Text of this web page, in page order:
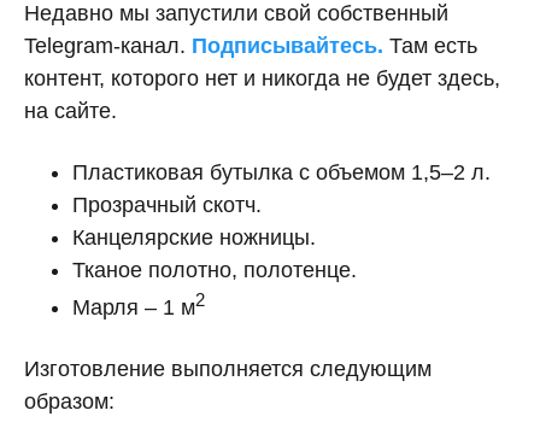
Недавно мы запустили свой собственный
Telegram-канал. Подписывайтесь. Там есть
контент, которого нет и никогда не будет здесь,
на сайте.
Пластиковая бутылка с объемом 1,5–2 л.
Прозрачный скотч.
Канцелярские ножницы.
Тканое полотно, полотенце.
Марля – 1 м2
Изготовление выполняется следующим
образом: